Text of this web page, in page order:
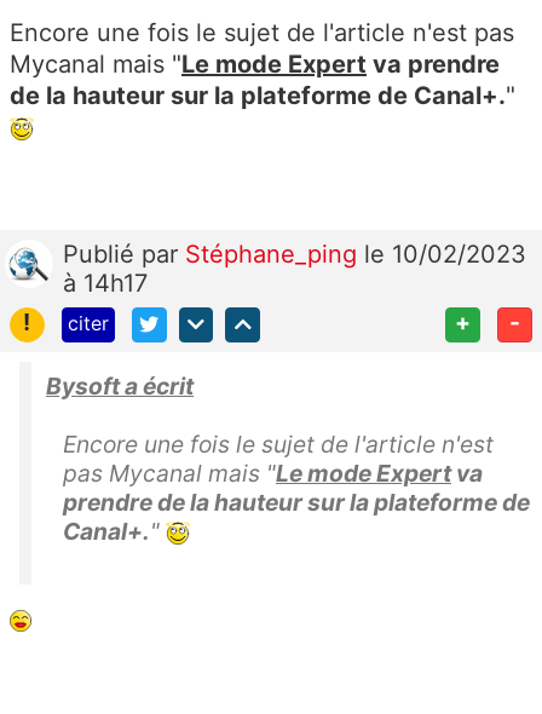
Encore une fois le sujet de l'article n'est pas
Mycanal mais "Le mode Expert va prendre
de la hauteur sur la plateforme de Canal+."
Publié par Stéphane_ping le 10/02/2023
à 14h17
!
citer + -
Bysoft a écrit
Encore une fois le sujet de l'article n'est
pas Mycanal mais "Le mode Expertva
prendre de la hauteur sur la plateforme de
Canal+."